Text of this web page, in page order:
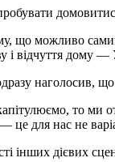
що можливо
і відчуття дому
наголосив,
то ми
це для нас не
інших дієвих